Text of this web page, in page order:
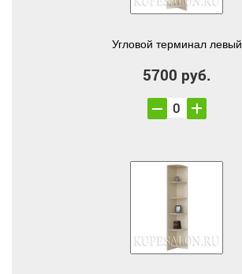
Угловой терминал левый
5700 руб.